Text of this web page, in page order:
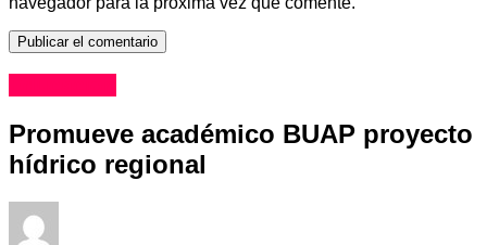
Promueve académico BUAP proyecto
hídrico regional